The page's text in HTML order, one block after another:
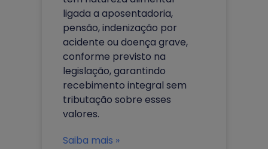
ligada a aposentadoria,
pensão, indenização por
acidente ou doença grave,
conforme previsto na
legislação, garantindo
recebimento integral sem
tributação sobre esses
valores.
Saiba mais »